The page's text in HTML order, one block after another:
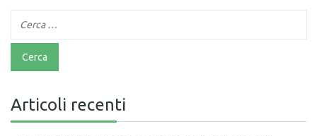
Articoli recenti